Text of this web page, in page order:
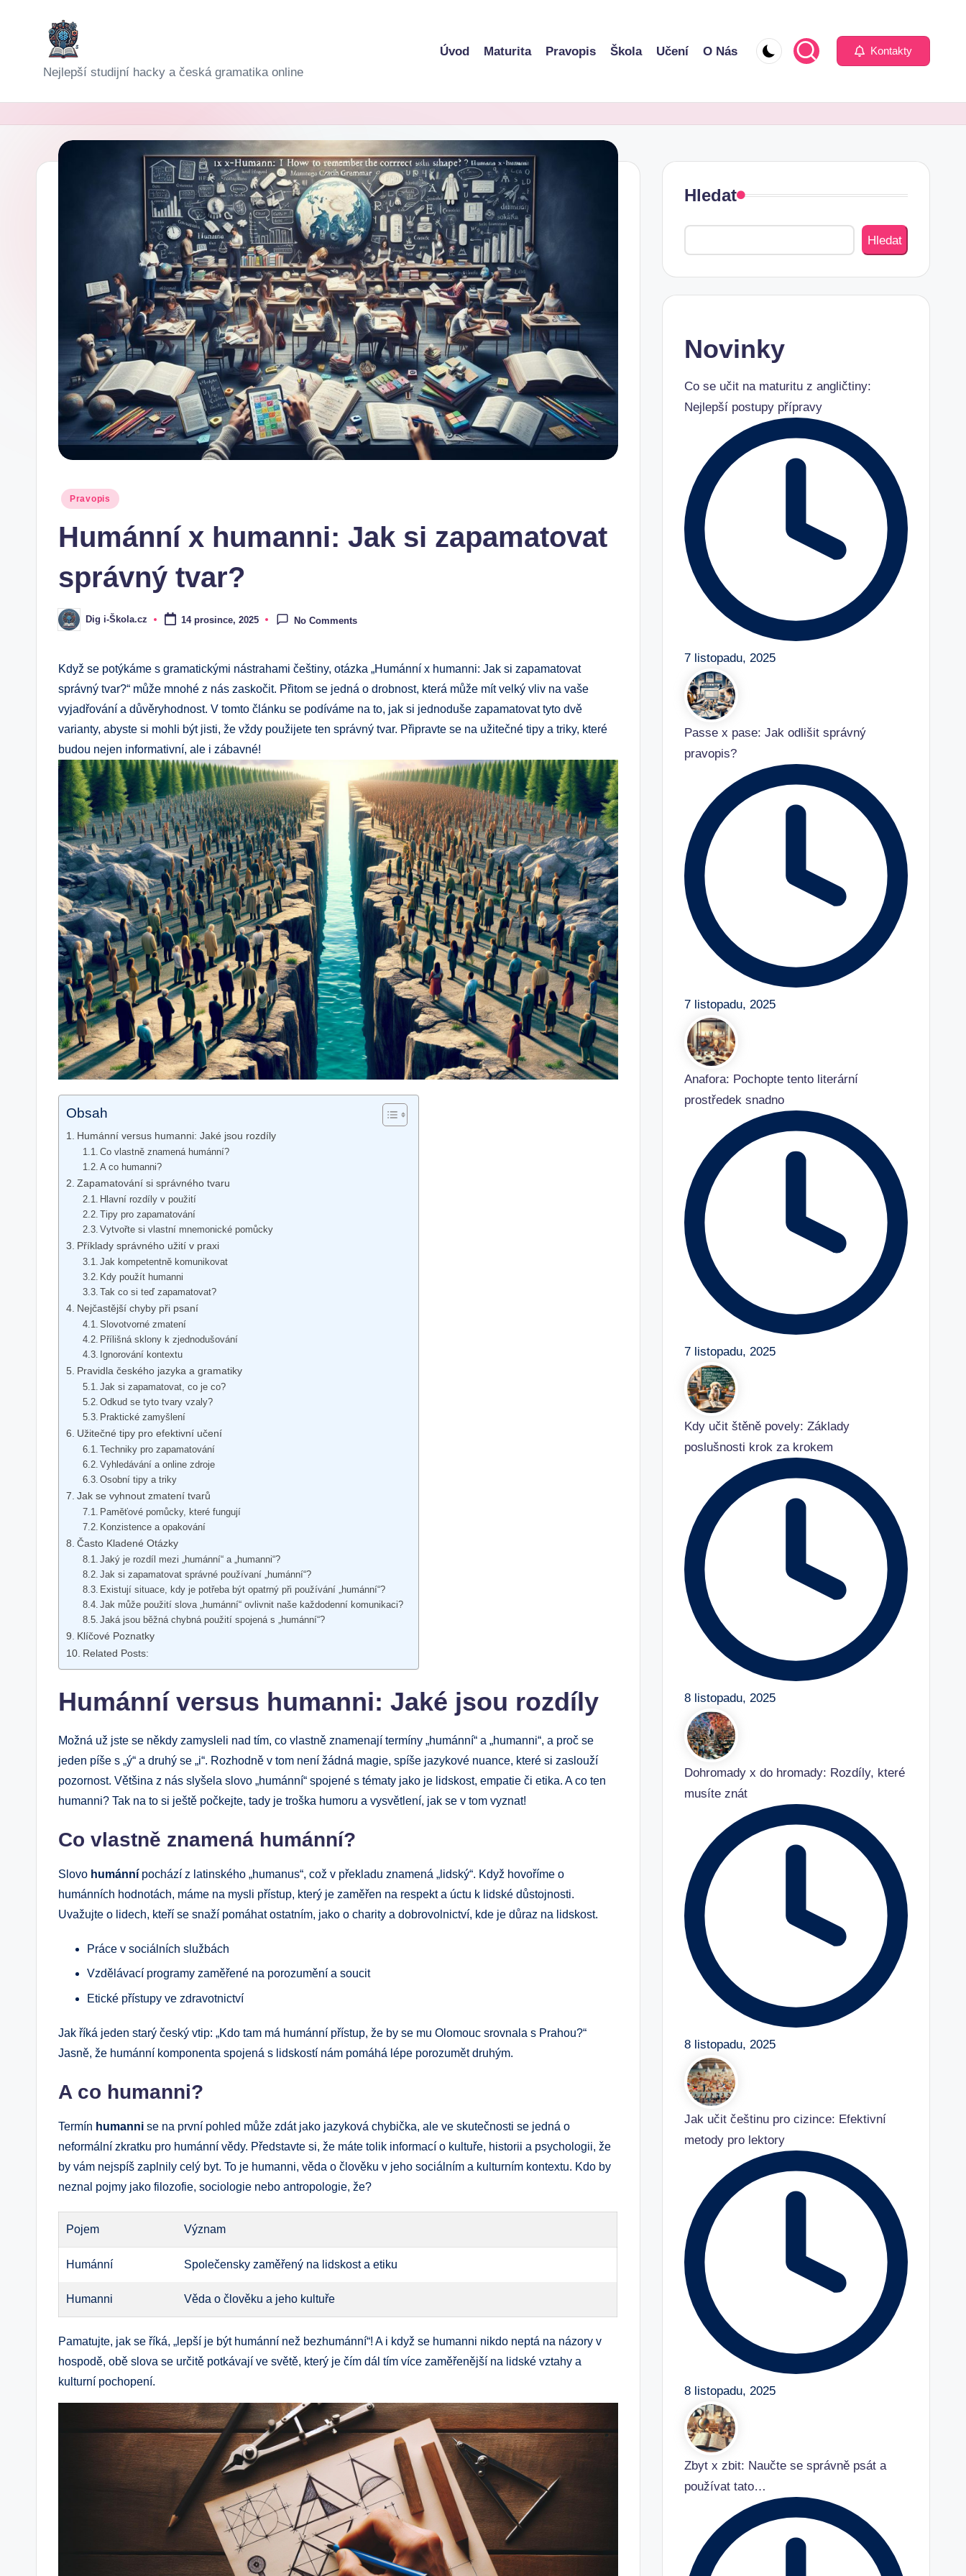
D
i
i-
Nejlepší studijní hacky a česká gramatika online
Úvod Maturita Pravopis Škola Učení O Nás Kontakty
Posted
Pravopis
Humánní x humanni: Jak si zapamatovat
správný tvar?
Posted
by
Dig i-Škola.cz 14 prosince, 2025 No Comments
Když se potýkáme s gramatickými nástrahami češtiny, otázka „Humánní x humanni: Jak si zapamatovat
správný tvar?“ může mnohé z nás zaskočit. Přitom se jedná o drobnost, která může mít velký vliv na vaše
vyjadřování a důvěryhodnost. V tomto článku se podíváme na to, jak si jednoduše zapamatovat tyto dvě
varianty, abyste si mohli být jisti, že vždy použijete ten správný tvar. Připravte se na užitečné tipy a triky, které
budou nejen informativní, ale i zábavné!
Obsah
Humánní versus humanni: Jaké jsou rozdíly
Co vlastně znamená humánní?
A co humanni?
Zapamatování si správného tvaru
Hlavní rozdíly v použití
Tipy pro zapamatování
Vytvořte si vlastní mnemonické pomůcky
Příklady správného užití v praxi
Jak kompetentně komunikovat
Kdy použít humanni
Tak co si teď zapamatovat?
Nejčastější chyby při psaní
Slovotvorné zmatení
Přílišná sklony k zjednodušování
Ignorování kontextu
Pravidla českého jazyka a gramatiky
Jak si zapamatovat, co je co?
Odkud se tyto tvary vzaly?
Praktické zamyšlení
Užitečné tipy pro efektivní učení
Techniky pro zapamatování
Vyhledávání a online zdroje
Osobní tipy a triky
Jak se vyhnout zmatení tvarů
Paměťové pomůcky, které fungují
Konzistence a opakování
Často Kladené Otázky
Jaký je rozdíl mezi „humánní“ a „humanni“?
Jak si zapamatovat správné používaní „humánní“?
Existují situace, kdy je potřeba být opatrný při používání „humánní“?
Jak může použití slova „humánní“ ovlivnit naše každodenní komunikaci?
Jaká jsou běžná chybná použití spojená s „humánní“?
Klíčové Poznatky
Related Posts:
Humánní versus humanni: Jaké jsou rozdíly
Možná už jste se někdy zamysleli nad tím, co vlastně znamenají termíny „humánní“ a „humanni“, a proč se
jeden píše s „ý“ a druhý se „i“. Rozhodně v tom není žádná magie, spíše jazykové nuance, které si zaslouží
pozornost. Většina z nás slyšela slovo „humánní“ spojené s tématy jako je lidskost, empatie či etika. A co ten
humanni? Tak na to si ještě počkejte, tady je troška humoru a vysvětlení, jak se v tom vyznat!
Co vlastně znamená humánní?
Slovo humánní pochází z latinského „humanus“, což v překladu znamená „lidský“. Když hovoříme o
humánních hodnotách, máme na mysli přístup, který je zaměřen na respekt a úctu k lidské důstojnosti.
Uvažujte o lidech, kteří se snaží pomáhat ostatním, jako o charity a dobrovolnictví, kde je důraz na lidskost.
Práce v sociálních službách
Vzdělávací programy zaměřené na porozumění a soucit
Etické přístupy ve zdravotnictví
Jak říká jeden starý český vtip: „Kdo tam má humánní přístup, že by se mu Olomouc srovnala s Prahou?“
Jasně, že humánní komponenta spojená s lidskostí nám pomáhá lépe porozumět druhým.
A co humanni?
Termín humanni se na první pohled může zdát jako jazyková chybička, ale ve skutečnosti se jedná o
neformální zkratku pro humánní vědy. Představte si, že máte tolik informací o kultuře, historii a psychologii, že
by vám nejspíš zaplnily celý byt. To je humanni, věda o člověku v jeho sociálním a kulturním kontextu. Kdo by
neznal pojmy jako filozofie, sociologie nebo antropologie, že?
Pojem Význam
Humánní Společensky zaměřený na lidskost a etiku
Humanni Věda o člověku a jeho kultuře
Pamatujte, jak se říká, „lepší je být humánní než bezhumánní“! A i když se humanni nikdo neptá na názory v
hospodě, obě slova se určitě potkávají ve světě, který je čím dál tím více zaměřenější na lidské vztahy a
kulturní pochopení.
Hledat
Hledat
Novinky
Co se učit na maturitu z angličtiny:
Nejlepší postupy přípravy
7 listopadu, 2025
Passe x pase: Jak odlišit správný
pravopis?
7 listopadu, 2025
Anafora: Pochopte tento literární
prostředek snadno
7 listopadu, 2025
Kdy učit štěně povely: Základy
poslušnosti krok za krokem
8 listopadu, 2025
Dohromady x do hromady: Rozdíly, které
musíte znát
8 listopadu, 2025
Jak učit češtinu pro cizince: Efektivní
metody pro lektory
8 listopadu, 2025
Zbyt x zbit: Naučte se správně psát a
používat tato…